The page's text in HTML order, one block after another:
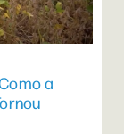
a